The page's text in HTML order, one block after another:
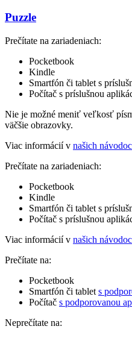
Puzzle
Prečítate na zariadeniach:
Pocketbook
Kindle
Smartfón či tablet s
Počítač s príslušnou
Nie je možné meniť veľkosť
väčšie obrazovky.
Viac informácií v našich
Prečítate na zariadeniach:
Pocketbook
Kindle
Smartfón či tablet s
Počítač s príslušnou
Viac informácií v našich
Prečítate na:
Pocketbook
Smartfón či tablet s
Počítač s podporovanou
Neprečítate na: